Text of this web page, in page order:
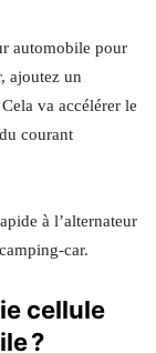
automobile pour
ajoutez un
va accélérer le
courant
à l’alternateur
car.
cellule
?